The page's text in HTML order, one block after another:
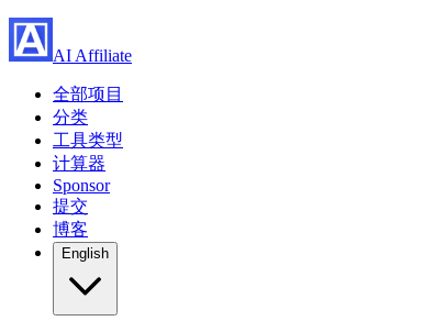
AI Affiliate
全部项目
分类
工具类型
计算器
Sponsor
提交
博客
English